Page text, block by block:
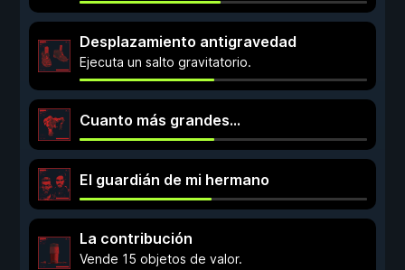
Desplazamiento antigravedad
Ejecuta un salto gravitatorio.
Cuanto más grandes...
El guardián de mi hermano
La contribución
Vende 15 objetos de valor.